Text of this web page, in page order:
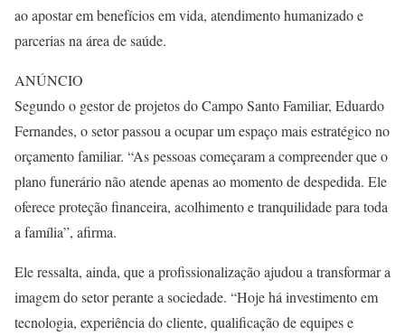
ao apostar em benefícios em vida, atendimento humanizado e
parcerias na área de saúde.
ANÚNCIO
Segundo o gestor de projetos do Campo Santo Familiar, Eduardo
Fernandes, o setor passou a ocupar um espaço mais estratégico no
orçamento familiar. “As pessoas começaram a compreender que o
plano funerário não atende apenas ao momento de despedida. Ele
oferece proteção financeira, acolhimento e tranquilidade para toda
a família”, afirma.
Ele ressalta, ainda, que a profissionalização ajudou a transformar a
imagem do setor perante a sociedade. “Hoje há investimento em
tecnologia, experiência do cliente, qualificação de equipes e